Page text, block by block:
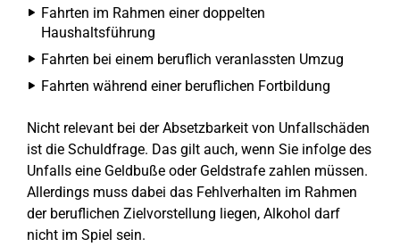
Fahrten im Rahmen einer doppelten
Haushaltsführung
Fahrten bei einem beruflich veranlassten Umzug
Fahrten während einer beruflichen Fortbildung
Nicht relevant bei der Absetzbarkeit von Unfallschäden
ist die Schuldfrage. Das gilt auch, wenn Sie infolge des
Unfalls eine Geldbuße oder Geldstrafe zahlen müssen.
Allerdings muss dabei das Fehlverhalten im Rahmen
der beruflichen Zielvorstellung liegen, Alkohol darf
nicht im Spiel sein.